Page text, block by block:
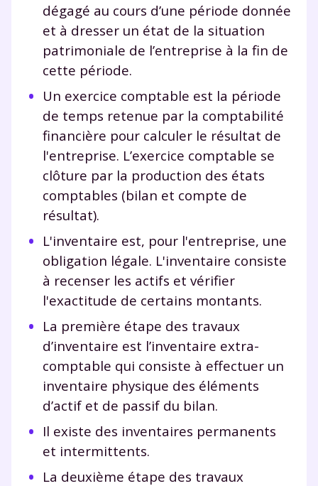
dégagé au cours d’une période donnée
et à dresser un état de la situation
patrimoniale de l’entreprise à la fin de
cette période.
Un exercice comptable est la période
de temps retenue par la comptabilité
financière pour calculer le résultat de
l'entreprise. L’exercice comptable se
clôture par la production des états
comptables (bilan et compte de
résultat).
L'inventaire est, pour l'entreprise, une
obligation légale. L'inventaire consiste
à recenser les actifs et vérifier
l'exactitude de certains montants.
La première étape des travaux
d’inventaire est l’inventaire extra-
comptable qui consiste à effectuer un
inventaire physique des éléments
d’actif et de passif du bilan.
Il existe des inventaires permanents
et intermittents.
La deuxième étape des travaux